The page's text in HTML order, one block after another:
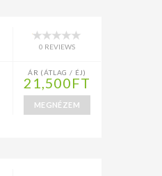
0 REVIEWS
ÁR (ÁTLAG / ÉJ)
21,500FT
MEGNÉZEM